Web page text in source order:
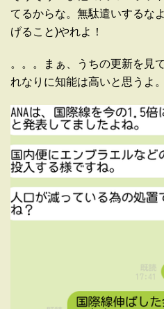
てるからな。無駄遣いするな
げること)やれよ！
。。。まぁ、うちの更新を見
れなりに知能は高いと思うよ。